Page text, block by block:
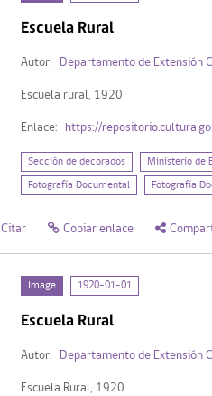
Escuela Rural
Autor: Departamento de Extensión
Escuela rural, 1920
Enlace: https://
Sección de decorados Ministerio de
Fotografía Documental Fotografía
Citar Copiar enlace
Image 1920-01-01
Escuela Rural
Autor: Departamento de Extensión
Escuela Rural, 1920